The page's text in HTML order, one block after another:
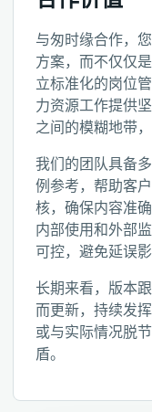
与匆时缘合作，
方案，而不仅仅
立标准化的岗位
力资源工作提供
之间的模糊地带
我们的团队具备
例参考，帮助客
核，确保内容准
内部使用和外部
可控，避免延误
长期来看，版本
而更新，持续发
或与实际情况脱
盾。